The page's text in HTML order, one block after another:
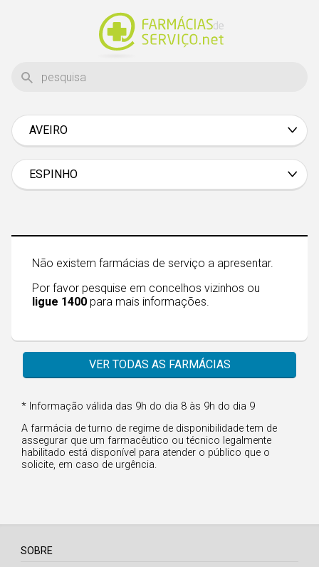
AVEIRO
Braga
Coimbra
Évora
Guarda
Portalegre
Porto
Santarém
Viana do Castelo
Vila Real
ESPINHO
Não existem farmácias de serviço a apresentar.
Por favor pesquise em concelhos vizinhos ou
ligue 1400para mais informações.
VER TODAS AS FARMÁCIAS
* Informação válida das 9h do dia 8 às 9h do dia 9
A farmácia de turno de regime de disponibilidade tem de
assegurar que um farmacêutico ou técnico legalmente
habilitado está disponível para atender o público que o
solicite, em caso de urgência.
SOBRE